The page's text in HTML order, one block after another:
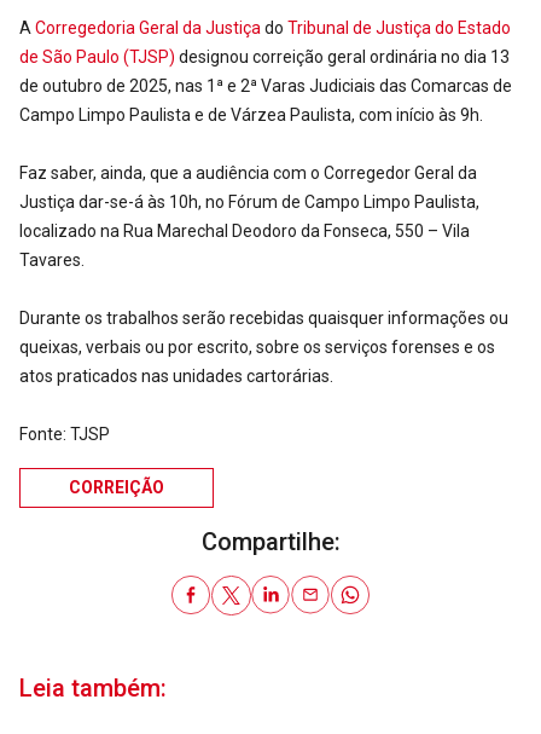
A Corregedoria Geral da Justiça do Tribunal de Justiça do Estado
de São Paulo (TJSP) designou correição geral ordinária no dia 13
de outubro de 2025, nas 1ª e 2ª Varas Judiciais das Comarcas de
Campo Limpo Paulista e de Várzea Paulista, com início às 9h.
Faz saber, ainda, que a audiência com o Corregedor Geral da
Justiça dar-se-á às 10h, no Fórum de Campo Limpo Paulista,
localizado na Rua Marechal Deodoro da Fonseca, 550 – Vila
Tavares.
Durante os trabalhos serão recebidas quaisquer informações ou
queixas, verbais ou por escrito, sobre os serviços forenses e os
atos praticados nas unidades cartorárias.
Fonte: TJSP
CORREIÇÃO
Compartilhe:
Leia também: